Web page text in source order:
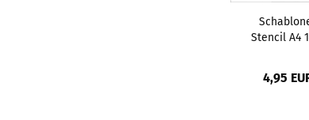
Stencil A4
4,95